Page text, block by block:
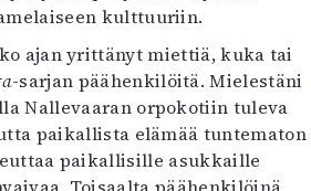
kulttuuriin.
ajan yrittänyt miettiä, kuka tai
-sarjan päähenkilöitä. Mielestäni
Nallevaaran orpokotiin tuleva
paikallista elämää tuntematon
paikallisille asukkaille